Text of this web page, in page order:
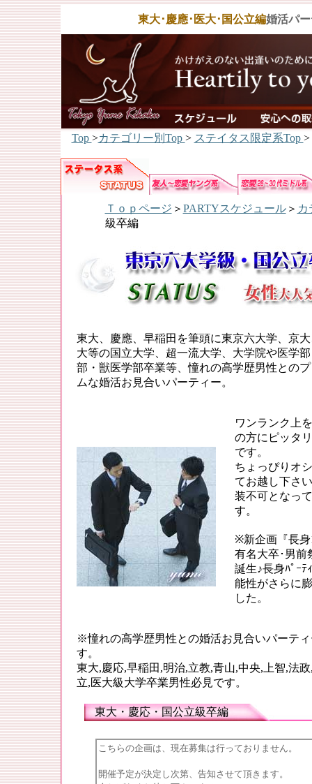
東大･慶應･医大･国公立編婚活パ
Top >カテゴリー別Top > ステイタス限定系Top >
Ｔｏｐページ ＞ PARTYスケジュール＞ カ
級卒編
東大、慶應、早稲田を筆頭に東京六大学、京
大等の国立大学、超一流大学、大学院や医学
部・獣医学部卒業等、憧れの高学歴男性との
ムな婚活お見合いパーティー。
ワンランク上
の方にピッタ
です。
ちょっぴりオ
てお越し下さ
装不可となっ
す。
※新企画『長身
有名大卒･男前
誕生♪長身ﾊﾟｰﾃ
能性がさらに
した。
※憧れの高学歴男性との婚活お見合いパーテ
す。
東大,慶応,早稲田,明治,立教,青山,中央,上智,法
立,医大級大学卒業男性必見です。
東大・慶応・国公立級卒編